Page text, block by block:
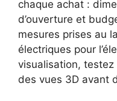
chaque achat :
d’ouverture et
mesures prises au
électriques pour
visualisation,
des vues 3D avant